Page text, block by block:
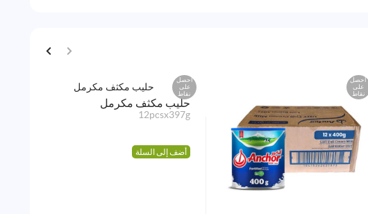
احصل
على
نقاط
احصل
على
نقاط
حليب مكثف مكرمل
12pcsx397g
أضف إلى السلة